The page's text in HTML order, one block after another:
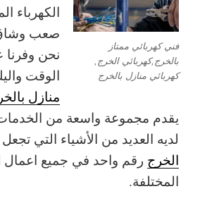
فني كهربائي ممتاز
بالخرج,كهربائي الخرج,
كهربائي منازل بالخرج
الكهرباء
صعب وشاق
نحن
الوقت
منازل
يقدم مجموعة واسعة من الخدمات
لديه العديد من الأشياء التي
الخرج رقم واحد في جميع اعمال
المختلفة.